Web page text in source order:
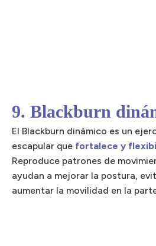
9. Blackburn
El Blackburn dinámico es un
escapular que fortalece y
Reproduce patrones de
ayudan a mejorar la postura,
aumentar la movilidad en la